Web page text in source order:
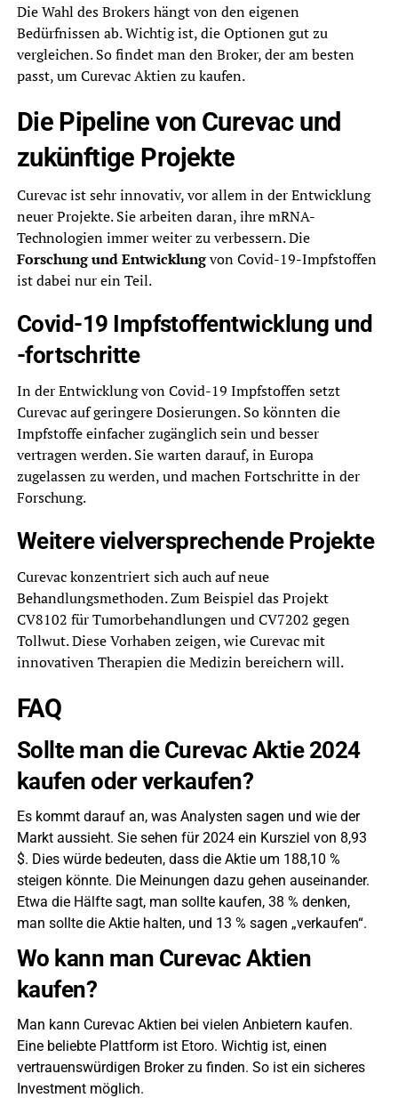
Die Wahl des Brokers hängt von den eigenen
Bedürfnissen ab. Wichtig ist, die Optionen gut zu
vergleichen. So findet man den Broker, der am besten
passt, um Curevac Aktien zu kaufen.
Die Pipeline von Curevac und
zukünftige Projekte
Curevac ist sehr innovativ, vor allem in der Entwicklung
neuer Projekte. Sie arbeiten daran, ihre mRNA-
Technologien immer weiter zu verbessern. Die
Forschung und Entwicklungvon Covid-19-Impfstoffen
ist dabei nur ein Teil.
Covid-19 Impfstoffentwicklung und
-fortschritte
In der Entwicklung von Covid-19 Impfstoffen setzt
Curevac auf geringere Dosierungen. So könnten die
Impfstoffe einfacher zugänglich sein und besser
vertragen werden. Sie warten darauf, in Europa
zugelassen zu werden, und machen Fortschritte in der
Forschung.
Weitere vielversprechende Projekte
Curevac konzentriert sich auch auf neue
Behandlungsmethoden. Zum Beispiel das Projekt
CV8102 für Tumorbehandlungen und CV7202 gegen
Tollwut. Diese Vorhaben zeigen, wie Curevac mit
innovativen Therapien die Medizin bereichern will.
FAQ
Sollte man die Curevac Aktie 2024
kaufen oder verkaufen?
Es kommt darauf an, was Analysten sagen und wie der
Markt aussieht. Sie sehen für 2024 ein Kursziel von 8,93
$. Dies würde bedeuten, dass die Aktie um 188,10 %
steigen könnte. Die Meinungen dazu gehen auseinander.
Etwa die Hälfte sagt, man sollte kaufen, 38 % denken,
man sollte die Aktie halten, und 13 % sagen „verkaufen“.
Wo kann man Curevac Aktien
kaufen?
Man kann Curevac Aktien bei vielen Anbietern kaufen.
Eine beliebte Plattform ist Etoro. Wichtig ist, einen
vertrauenswürdigen Broker zu finden. So ist ein sicheres
Investment möglich.